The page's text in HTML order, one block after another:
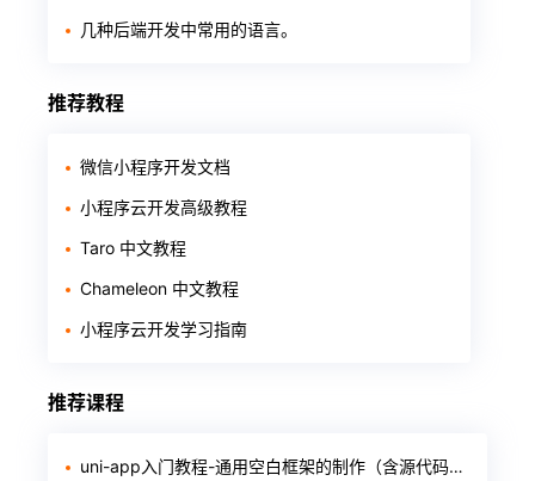
几种后端开发中常用的语言。
推荐教程
微信小程序开发文档
小程序云开发高级教程
Taro 中文教程
Chameleon 中文教程
小程序云开发学习指南
推荐课程
uni-app入门教程-通用空白框架的制作（含源代码和软件）